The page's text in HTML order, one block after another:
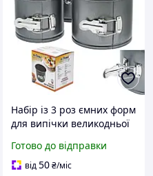
Набір із 3 роз ємних форм
для випічки великодньої
антипригарним /
тефлоновим покриттям
Готово до відправки
від50₴/міс